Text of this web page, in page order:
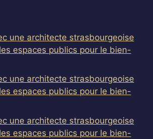
une architecte strasbourgeoise
espaces publics pour le bien-
une architecte strasbourgeoise
espaces publics pour le bien-
une architecte strasbourgeoise
espaces publics pour le bien-